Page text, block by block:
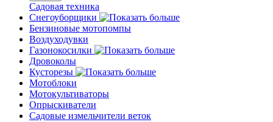
Садовая техника
Снегоуборщики
Бензиновые мотопомпы
Воздуходувки
Газонокосилки
Дровоколы
Кусторезы
Мотоблоки
Мотокультиваторы
Опрыскиватели
Садовые измельчители веток